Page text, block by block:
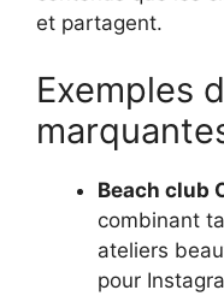
et partagent.
Exemples
Beach club
combinant
ateliers
pour